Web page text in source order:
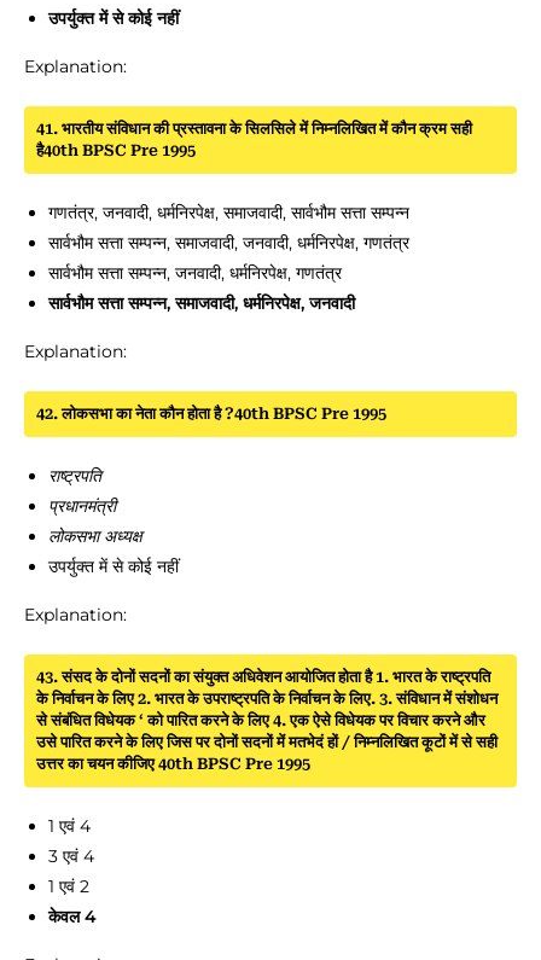
उपर्युक्त में से कोई नहीं
Explanation:
41. भारतीय संविधान की प्रस्तावना के सिलसिले में निम्नलिखित में कौन क्रम सही
है40th BPSC Pre 1995
गणतंत्र, जनवादी, धर्मनिरपेक्ष, समाजवादी, सार्वभौम सत्ता सम्पन्न
सार्वभौम सत्ता सम्पन्न, समाजवादी, जनवादी, धर्मनिरपेक्ष, गणतंत्र
सार्वभौम सत्ता सम्पन्न, जनवादी, धर्मनिरपेक्ष, गणतंत्र
सार्वभौम सत्ता सम्पन्न, समाजवादी, धर्मनिरपेक्ष, जनवादी
Explanation:
42. लोकसभा का नेता कौन होता है ?40th BPSC Pre 1995
राष्ट्रपति
प्रधानमंत्री
लोकसभा अध्यक्ष
उपर्युक्त में से कोई नहीं
Explanation:
43. संसद के दोनों सदनों का संयुक्त अधिवेशन आयोजित होता है 1. भारत के राष्ट्रपति
के निर्वाचन के लिए 2. भारत के उपराष्ट्रपति के निर्वाचन के लिए. 3. संविधान में संशोधन
से संबंधित विधेयक ‘ को पारित करने के लिए 4. एक ऐसे विधेयक पर विचार करने और
उसे पारित करने के लिए जिस पर दोनों सदनों में मतभेदं हों / निम्नलिखित कूटों में से सही
उत्तर का चयन कीजिए 40th BPSC Pre 1995
1 एवं 4
3 एवं 4
1 एवं 2
केवल 4